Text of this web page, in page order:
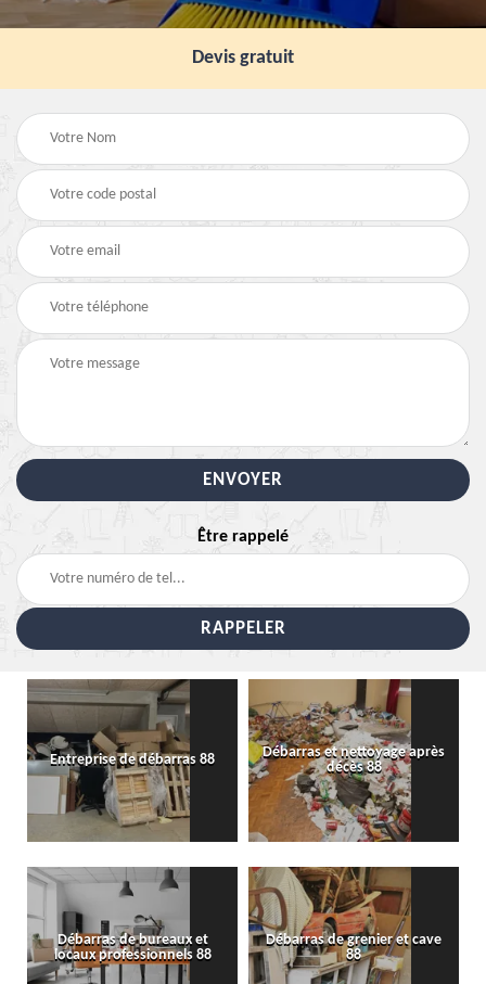
Devis gratuit
Être rappelé
Entreprise de débarras 88
Débarras et nettoyage après
décès 88
Débarras de bureaux et
locaux professionnels 88
Débarras de grenier et cave
88